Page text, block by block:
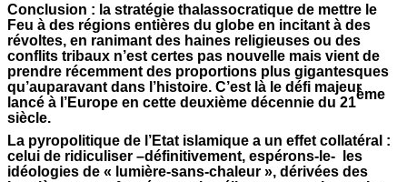
Conclusion : la stratégie thalassocratique de mettre le
Feu à des régions entières du globe en incitant à des
révoltes, en ranimant des haines religieuses ou des
conflits tribaux n’est certes pas nouvelle mais vient de
prendre récemment des proportions plus gigantesques
qu’auparavant dans l’histoire. C’est là le défi majeur
lancé à l’Europe en cette deuxième décennie du 21ème
siècle.
La pyropolitique de l’Etat islamique a un effet collatéral :
celui de ridiculiser –définitivement, espérons-le- les
idéologies de « lumière-sans-chaleur », dérivées des